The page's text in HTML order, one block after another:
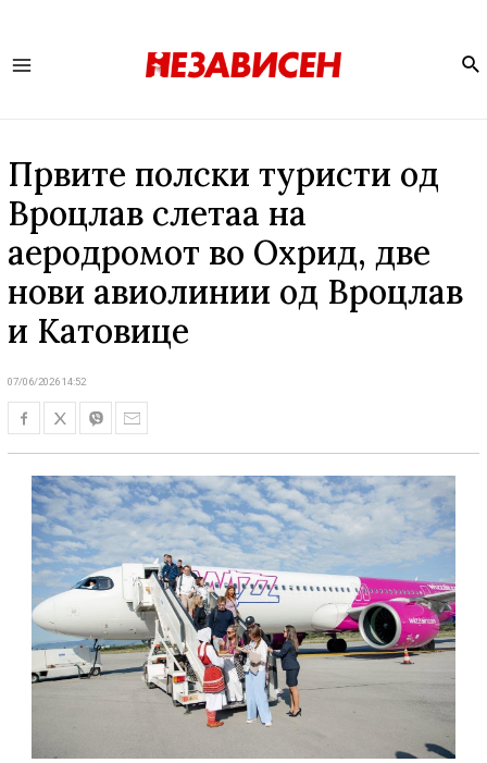
Првите полски туристи од
Вроцлав слетаа на
аеродромот во Охрид, две
нови авиолинии од Вроцлав
и Катовице
07/06/2026 14:52